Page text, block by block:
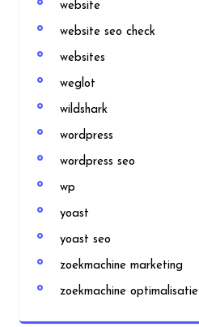
website
website seo check
websites
weglot
wildshark
wordpress
wordpress seo
wp
yoast
yoast seo
zoekmachine marketing
zoekmachine optimalisatie